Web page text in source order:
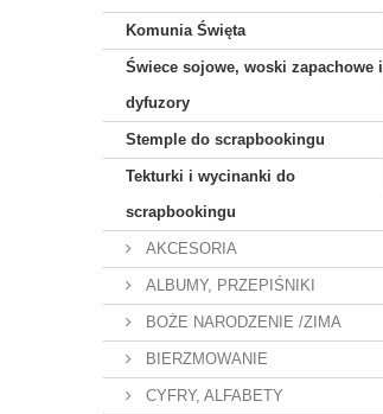
Komunia Święta
Świece sojowe, woski zapachowe i
dyfuzory
Stemple do scrapbookingu
Tekturki i wycinanki do
scrapbookingu
AKCESORIA
ALBUMY, PRZEPIŚNIKI
BOŻE NARODZENIE /ZIMA
BIERZMOWANIE
CYFRY, ALFABETY